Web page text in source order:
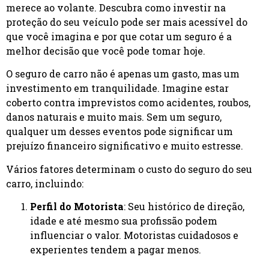
merece ao volante. Descubra como investir na
proteção do seu veículo pode ser mais acessível do
que você imagina e por que cotar um seguro é a
melhor decisão que você pode tomar hoje.
O seguro de carro não é apenas um gasto, mas um
investimento em tranquilidade. Imagine estar
coberto contra imprevistos como acidentes, roubos,
danos naturais e muito mais. Sem um seguro,
qualquer um desses eventos pode significar um
prejuízo financeiro significativo e muito estresse.
Vários fatores determinam o custo do seguro do seu
carro, incluindo:
Perfil do Motorista: Seu histórico de direção,
idade e até mesmo sua profissão podem
influenciar o valor. Motoristas cuidadosos e
experientes tendem a pagar menos.